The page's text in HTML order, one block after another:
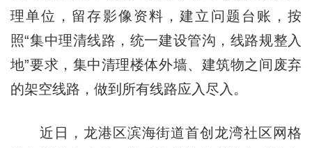
理单位，留存影像资料，建立问题台账，按
照“集中理清线路，统一建设管沟，线路规整入
地”要求，集中清理楼体外墙、建筑物之间废弃
的架空线路，做到所有线路应入尽入。
近日，龙港区滨海街道首创龙湾社区网格